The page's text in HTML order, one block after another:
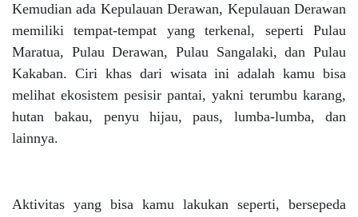
Kemudian ada Kepulauan Derawan, Kepulauan Derawan
memiliki tempat-tempat yang terkenal, seperti Pulau
Maratua, Pulau Derawan, Pulau Sangalaki, dan Pulau
Kakaban. Ciri khas dari wisata ini adalah kamu bisa
melihat ekosistem pesisir pantai, yakni terumbu karang,
hutan bakau, penyu hijau, paus, lumba-lumba, dan
lainnya.
Aktivitas yang bisa kamu lakukan seperti, bersepeda